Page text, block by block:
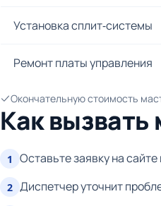
Установка сплит-системы
Ремонт платы управления
Окончательную стоимость
Как вызвать
1 Оставьте заявку на
2 Диспетчер уточнит